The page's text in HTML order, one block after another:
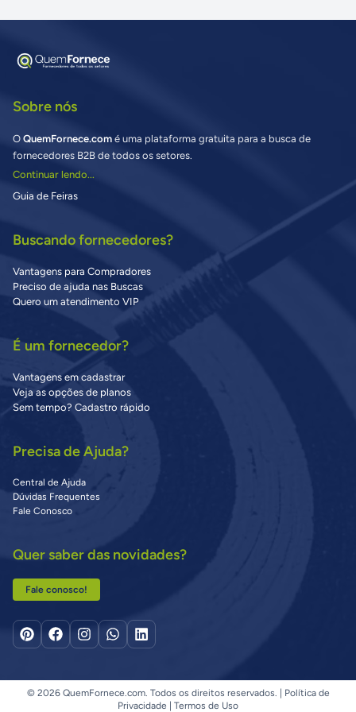
Sobre nós
O QuemFornece.com é uma plataforma gratuita para a busca de
fornecedores B2B de todos os setores.
Continuar lendo...
Guia de Feiras
Buscando fornecedores?
Vantagens para Compradores
Preciso de ajuda nas Buscas
Quero um atendimento VIP
É um fornecedor?
Vantagens em cadastrar
Veja as opções de planos
Sem tempo? Cadastro rápido
Precisa de Ajuda?
Central de Ajuda
Dúvidas Frequentes
Fale Conosco
Quer saber das novidades?
Fale conosco!
© 2026 QuemFornece.com. Todos os direitos reservados. |
Política de
Privacidade
Termos de Uso